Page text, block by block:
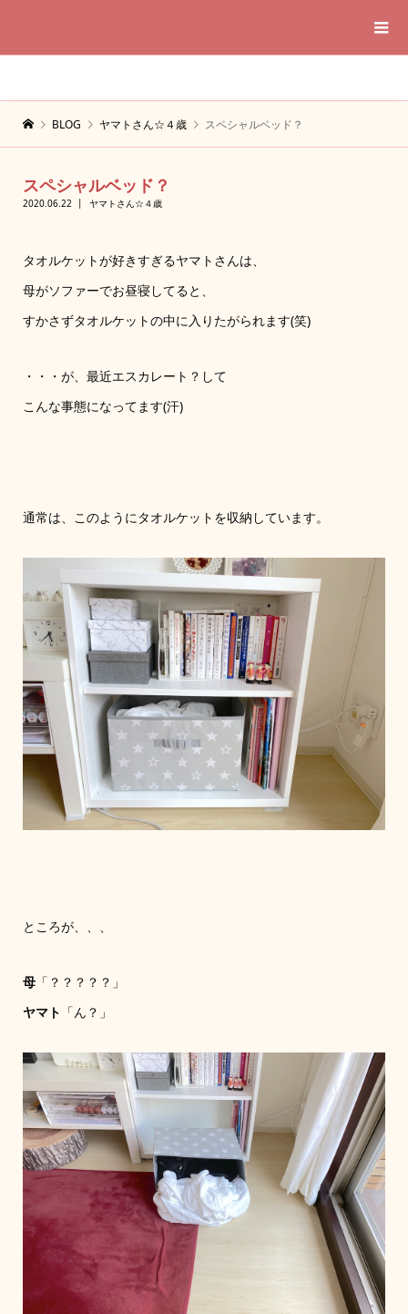
BLOG ヤマトさん☆４歳 スペシャルベッド？
スペシャルベッド？
2020.06.22 ヤマトさん☆４歳
タオルケットが好きすぎるヤマトさんは、
母がソファーでお昼寝してると、
すかさずタオルケットの中に入りたがられます(笑)
・・・が、最近エスカレート？して
こんな事態になってます(汗)
通常は、このようにタオルケットを収納しています。
ところが、、、
母「？？？？？」
ヤマト 「ん？」